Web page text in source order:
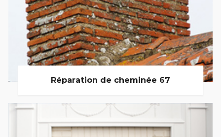
Réparation de cheminée 67